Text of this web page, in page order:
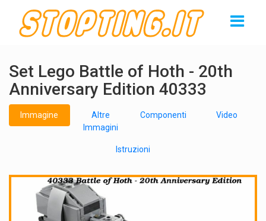
Set Lego Battle of Hoth - 20th
Anniversary Edition 40333
Immagine
Altre
Immagini
Componenti Video
Istruzioni